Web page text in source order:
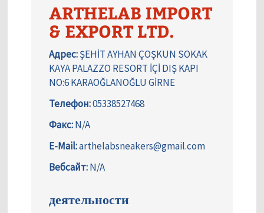
ARTHELAB IMPORT
& EXPORT LTD.
Адрес:ŞEHİT AYHAN ÇOŞKUN SOKAK
KAYA PALAZZO RESORT İÇİ DIŞ KAPI
NO:6 KARAOĞLANOĞLU GİRNE
Телефон:05338527468
Факс:N/A
E-Mail:arthelabsneakers@gmail.com
Вебсайт:N/A
деятельности